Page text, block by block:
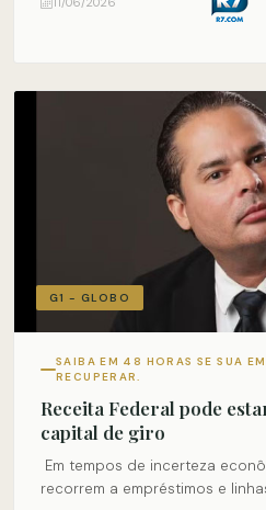
G1 - GLOBO
SAIBA EM 48 HORAS SE SUA
RECUPERAR.
Receita Federal pode
capital de giro
Em tempos de incerteza
recorrem a empréstimos e